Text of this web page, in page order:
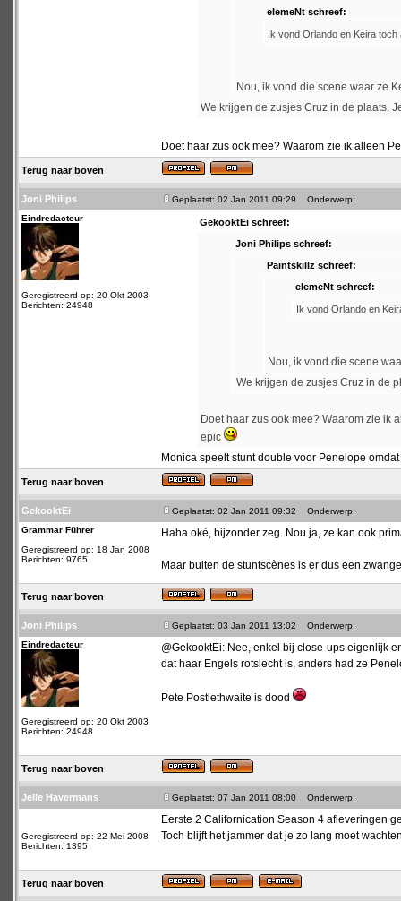
elemeNt schreef:
Ik vond Orlando en Keira
Nou, ik vond die scene waar ze
We krijgen de zusjes Cruz in de plaats.
Doet haar zus ook mee? Waarom zie ik alleen
Terug naar boven
Joni Philips Geplaatst: 02 Jan 2011 09:29
Onderwerp:
Eindredacteur
Geregistreerd op: 20 Okt 2003
Berichten: 24948
GekooktEi schreef:
Joni Philips schreef:
Paintskillz schreef:
elemeNt schreef:
Ik vond Orlando en
Nou, ik vond die scene
We krijgen de zusjes Cruz in de
Doet haar zus ook mee? Waarom zie ik
epic
Monica speelt stunt double voor Penelope
Terug naar boven
GekooktEi Geplaatst: 02 Jan 2011 09:32
Onderwerp:
Grammar Führer
Geregistreerd op: 18 Jan 2008
Berichten: 9765
Haha oké, bijzonder zeg. Nou ja, ze kan ook
Maar buiten de stuntscènes is er dus een
Terug naar boven
Joni Philips Geplaatst: 03 Jan 2011 13:02
Onderwerp:
Eindredacteur
Geregistreerd op: 20 Okt 2003
Berichten: 24948
@GekooktEi: Nee, enkel bij close-ups eigenlijk
dat haar Engels rotslecht is, anders had ze
Pete Postlethwaite is dood
Terug naar boven
Jelle Havermans Geplaatst: 07 Jan 2011 08:00 Onderwerp:
Geregistreerd op: 22 Mei 2008
Berichten: 1395
Eerste 2 Californication Season 4 afleveringen
Toch blijft het jammer dat je zo lang moet
Terug naar boven